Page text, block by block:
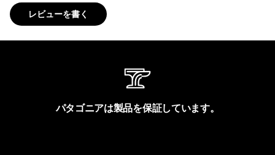
レビューを書く
パタゴニアは製品を保証しています。